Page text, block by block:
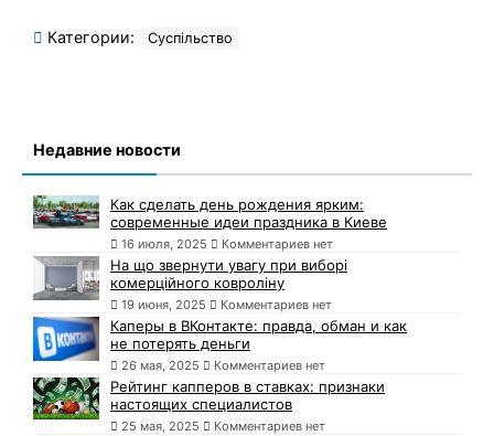
Категории: Суспільство
Недавние новости
Как сделать день рождения ярким:
современные идеи праздника в Киеве
16 июля, 2025 Комментариев нет
На що звернути увагу при виборі
комерційного ковроліну
19 июня, 2025 Комментариев нет
Каперы в ВКонтакте: правда, обман и как
не потерять деньги
26 мая, 2025 Комментариев нет
Рейтинг капперов в ставках: признаки
настоящих специалистов
25 мая, 2025 Комментариев нет